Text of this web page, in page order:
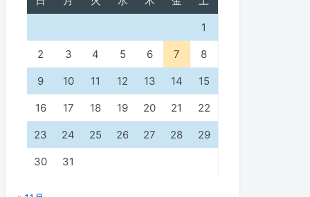
1
2 3 4 5 6 7 8
9 10 11 12 13 14 15
16 17 18 19 20 21 22
23 24 25 26 27 28 29
30 31